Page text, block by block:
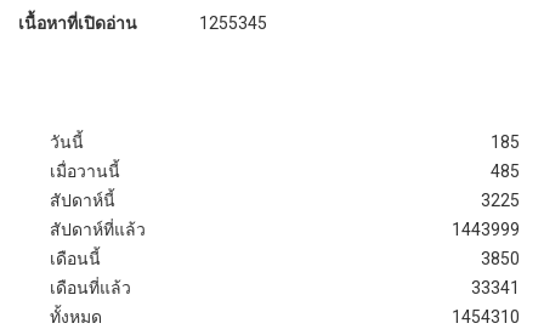
เนื้อหาที่เปิดอ่าน 1255345
วันนี้
เมื่อวานนี้
สัปดาห์นี้
สัปดาห์ที่แล้ว
เดือนนี้
เดือนที่แล้ว
ทั้งหมด
185
485
3225
1443999
3850
33341
1454310